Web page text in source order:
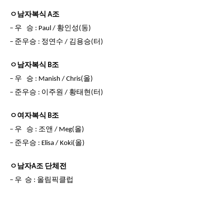
ㅇ남자복식 A조
– 우 승 : Paul / 황인성(동)
– 준우승 : 정연수 / 김용승(터)
ㅇ남자복식 B조
– 우 승 : Manish / Chris(올)
– 준우승 : 이주원 / 황태현(터)
ㅇ여자복식 B조
– 우 승 : 조앤 / Meg(올)
– 준우승 : Elisa / Koki(올)
ㅇ남자A조 단체전
– 우 승 : 올림픽클럽